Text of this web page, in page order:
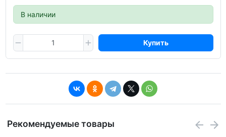
В наличии
Купить
Рекомендуемые товары